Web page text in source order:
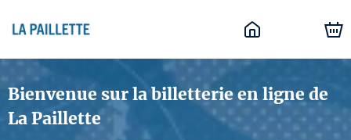
Bienvenue sur la billetterie en ligne de
La Paillette